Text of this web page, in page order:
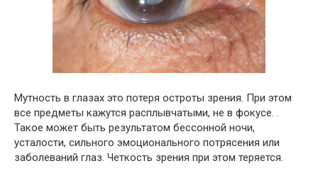
Мутность в глазах это потеря остроты зрения. При этом
все предметы кажутся расплывчатыми, не в фокусе. .
Такое может быть результатом бессонной ночи,
усталости, сильного эмоционального потрясения или
заболеваний глаз. Четкость зрения при этом теряется.